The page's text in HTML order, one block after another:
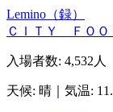
Lemino（録）
ＣＩＴＹ ＦＯＯ
入場者数: 4,532人
天候: 晴 気温: